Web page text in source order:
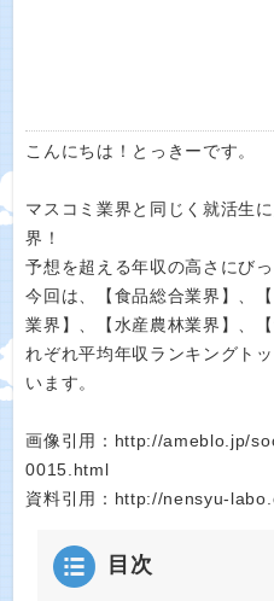
こんにちは！とっきーです。
マスコミ業界と同じく就活生
界！
予想を超える年収の高さにびっ
今回は、【食品総合業界】、
業界】、【水産農林業界】、
れぞれ平均年収ランキングト
います。
画像引用：http://ameblo.jp/
0015.html
資料引用：http://nensyu-
目次